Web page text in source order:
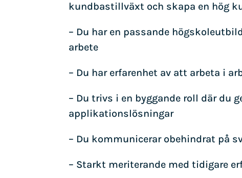
kundbastillväxt och skapa en hög
– Du har en passande
arbete
– Du har erfarenhet av att arbeta i
– Du trivs i en byggande roll där du
applikationslösningar
– Du kommunicerar obehindrat på
– Starkt meriterande med tidigare